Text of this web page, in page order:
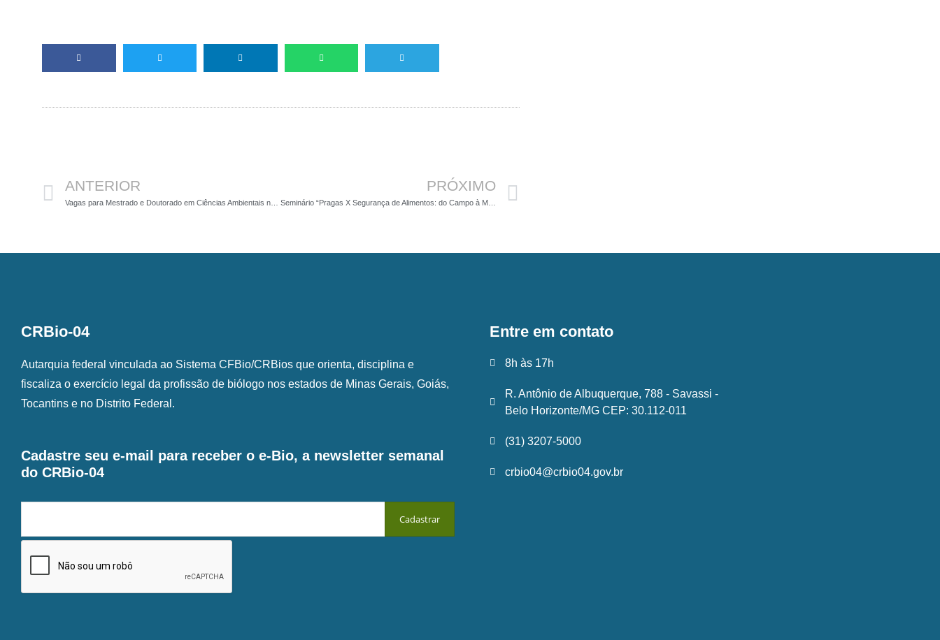
ANTERIOR PRÓXIMO
CRBio-04
Autarquia federal vinculada ao Sistema CFBio/CRBios que orienta, disciplina e
fiscaliza o exercício legal da profissão de biólogo nos estados de Minas Gerais, Goiás,
Tocantins e no Distrito Federal.
Cadastre seu e-mail para receber o e-Bio, a newsletter semanal
do CRBio-04
Entre em contato
8h às 17h
R. Antônio de Albuquerque, 788 - Savassi -
Belo Horizonte/MG CEP: 30.112-011
(31) 3207-5000
crbio04@crbio04.gov.br